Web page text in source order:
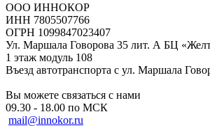
ООО ИННОКОР
ИНН 7805507766
ОГРН 1099847023407
Ул. Маршала Говорова 35 лит. А БЦ
1 этаж модуль 108
Въезд автотранспорта с ул. Маршала
Вы можете связаться с нами
09.30 - 18.00 по МСК
mail@innokor.ru